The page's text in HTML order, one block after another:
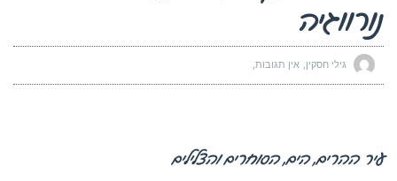
נורווגיה
גילי חסקין אין תגובות
עיר ההרים, הים, הסוחרים והצלילים